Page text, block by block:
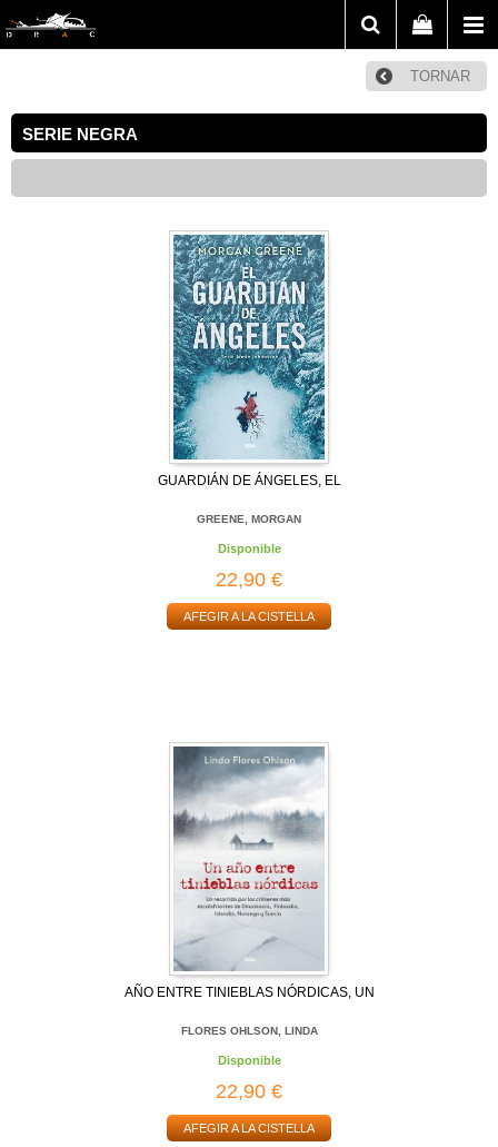
TORNAR
SERIE NEGRA
GUARDIÁN DE ÁNGELES, EL
GREENE, MORGAN
Disponible
22,90 €
AFEGIR A LA CISTELLA
AÑO ENTRE TINIEBLAS NÓRDICAS, UN
FLORES OHLSON, LINDA
Disponible
22,90 €
AFEGIR A LA CISTELLA